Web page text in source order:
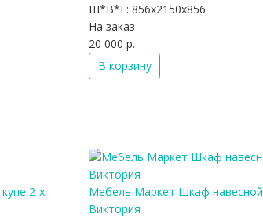
Ш*В*Г: 856x2150x856
На заказ
20 000 р.
В корзину
Мебель Маркет Шкаф навесной
Виктория